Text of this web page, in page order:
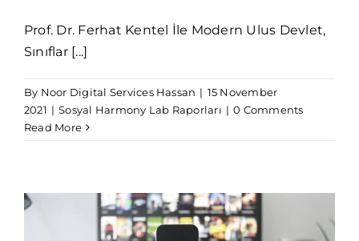
Prof. Dr. Ferhat Kentel İle Modern Ulus Devlet,
Sınıflar [...]
By Noor Digital Services Hassan | 15 November
2021 | Sosyal Harmony Lab Raporları | 0 Comments
Read More